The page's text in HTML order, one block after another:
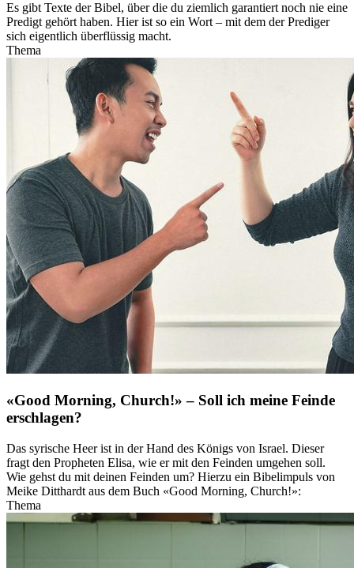
Es gibt Texte der Bibel, über die du ziemlich garantiert noch nie eine
Predigt gehört haben. Hier ist so ein Wort – mit dem der Prediger
sich eigentlich überflüssig macht.
Thema
«Good Morning, Church!» – Soll ich meine Feinde
erschlagen?
Das syrische Heer ist in der Hand des Königs von Israel. Dieser
fragt den Propheten Elisa, wie er mit den Feinden umgehen soll.
Wie gehst du mit deinen Feinden um? Hierzu ein Bibelimpuls von
Meike Ditthardt aus dem Buch «Good Morning, Church!»:
Thema